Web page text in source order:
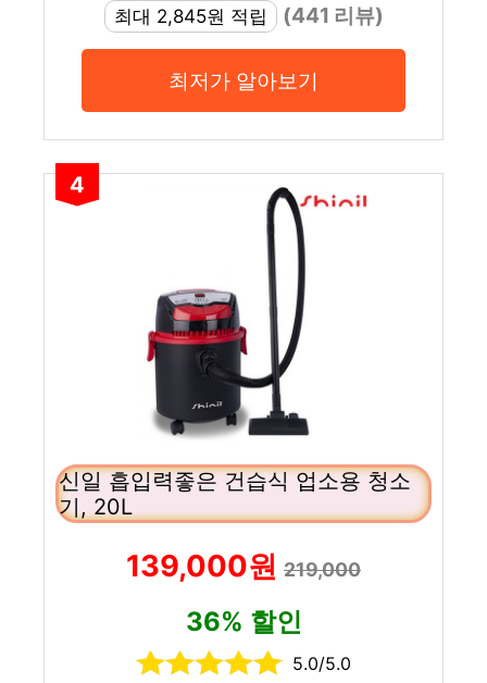
최대 2,845원 적립
(441 리뷰)
최저가 알아보기
4
신일 흡입력좋은 건습식 업소용 청소
기, 20L
139,000원 219,000
36% 할인
5.0/5.0